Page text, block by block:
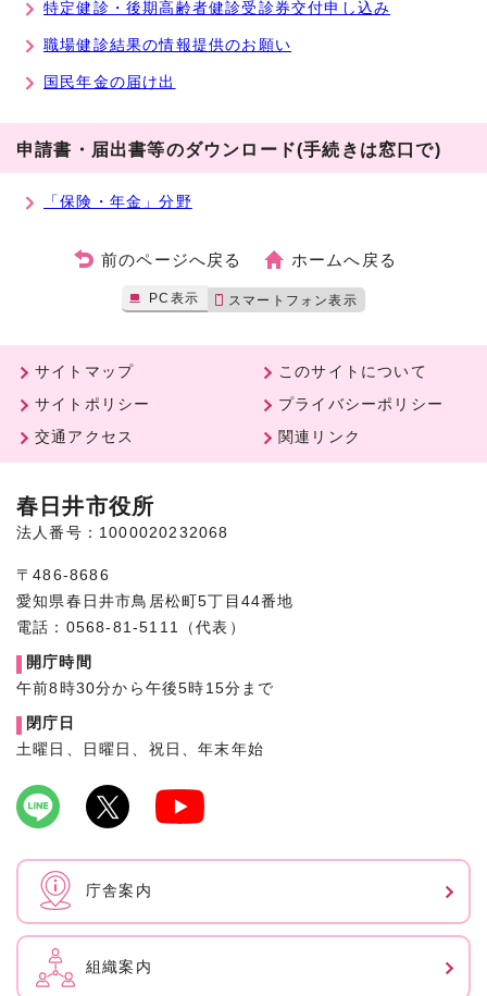
特定健診・後期高齢者健診受診券交付申し込み
職場健診結果の情報提供のお願い
国民年金の届け出
申請書・届出書等のダウンロード(手続きは窓口で)
「保険・年金」分野
前のページへ戻る ホームへ戻る
PC表示 スマートフォン表示
サイトマップ
このサイトについて
サイトポリシー
プライバシーポリシー
交通アクセス
関連リンク
春日井市役所
法人番号：1000020232068
〒486-8686
愛知県春日井市鳥居松町5丁目44番地
電話：0568-81-5111（代表）
開庁時間
午前8時30分から午後5時15分まで
閉庁日
土曜日、日曜日、祝日、年末年始
庁舎案内
組織案内